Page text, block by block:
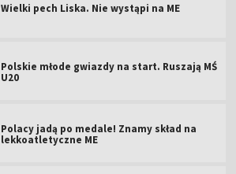
Wielki pech Liska. Nie wystąpi na ME
Polskie młode gwiazdy na start. Ruszają MŚ
U20
Polacy jadą po medale! Znamy skład na
lekkoatletyczne ME